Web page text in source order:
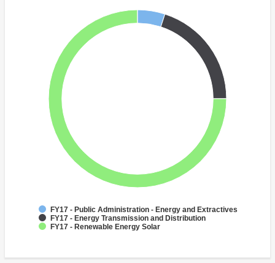
FY17 - Public Administration - Energy and Extractives
FY17 - Energy Transmission and Distribution
FY17 - Renewable Energy Solar